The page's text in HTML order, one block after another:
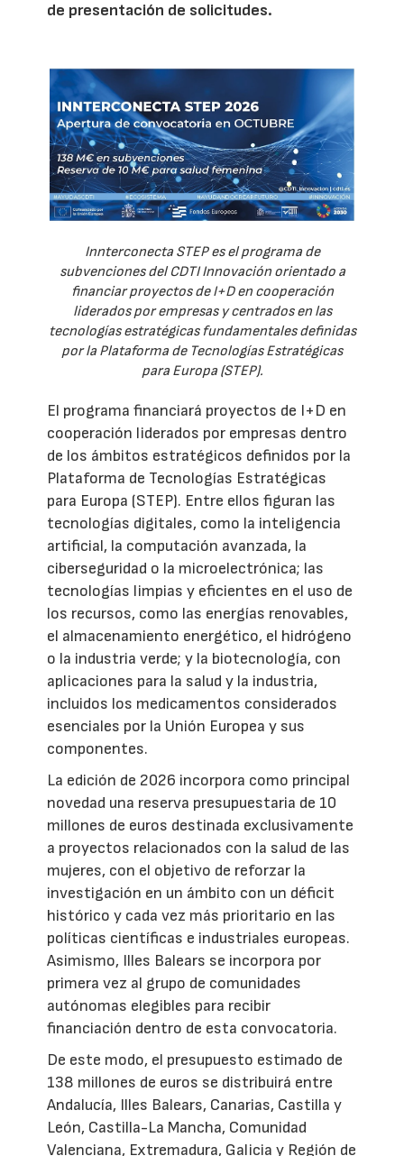
de presentación de solicitudes.
Innterconecta STEP es el programa de
subvenciones del CDTI Innovación orientado a
financiar proyectos de I+D en cooperación
liderados por empresas y centrados en las
tecnologías estratégicas fundamentales definidas
por la Plataforma de Tecnologías Estratégicas
para Europa (STEP).
El programa financiará proyectos de I+D en
cooperación liderados por empresas dentro
de los ámbitos estratégicos definidos por la
Plataforma de Tecnologías Estratégicas
para Europa (STEP). Entre ellos figuran las
tecnologías digitales, como la inteligencia
artificial, la computación avanzada, la
ciberseguridad o la microelectrónica; las
tecnologías limpias y eficientes en el uso de
los recursos, como las energías renovables,
el almacenamiento energético, el hidrógeno
o la industria verde; y la biotecnología, con
aplicaciones para la salud y la industria,
incluidos los medicamentos considerados
esenciales por la Unión Europea y sus
componentes.
La edición de 2026 incorpora como principal
novedad una reserva presupuestaria de 10
millones de euros destinada exclusivamente
a proyectos relacionados con la salud de las
mujeres, con el objetivo de reforzar la
investigación en un ámbito con un déficit
histórico y cada vez más prioritario en las
políticas científicas e industriales europeas.
Asimismo, Illes Balears se incorpora por
primera vez al grupo de comunidades
autónomas elegibles para recibir
financiación dentro de esta convocatoria.
De este modo, el presupuesto estimado de
138 millones de euros se distribuirá entre
Andalucía, Illes Balears, Canarias, Castilla y
León, Castilla-La Mancha, Comunidad
Valenciana, Extremadura, Galicia y Región de